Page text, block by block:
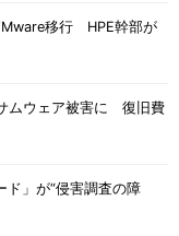
移行 HPE幹部が
ムウェア被害に 復旧費
ド」が“侵害調査の障